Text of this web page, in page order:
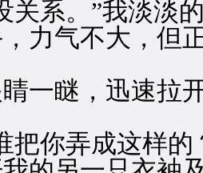
系。”我淡淡的
力气不大，但
瞇，迅速拉开
你弄成这样的